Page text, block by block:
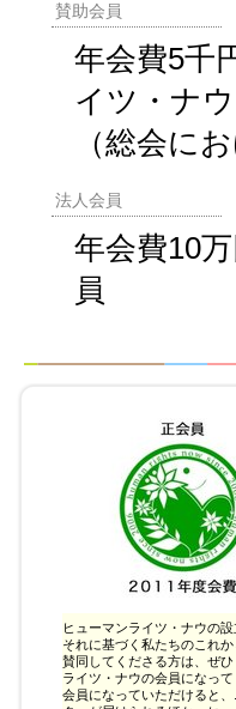
賛助会員
年会費5千
イツ・ナ
（総会に
法人会員
年会費10
員